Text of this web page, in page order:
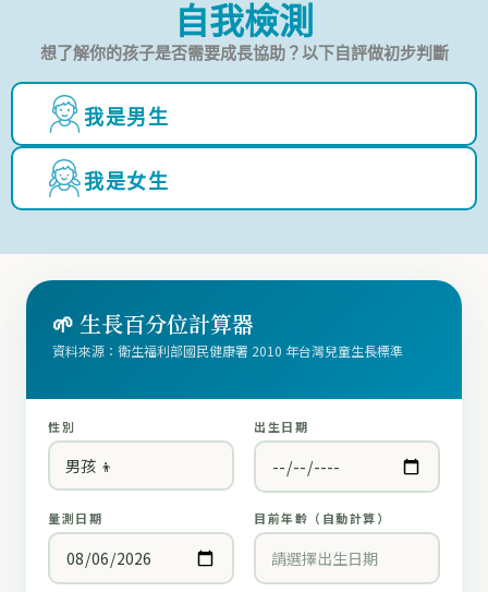
自我檢測
想了解你的孩子是否需要成長協助？以下自評做初步判斷
我是男生
我是女生
🌱 生長百分位計算器
資料來源：衛生福利部國民健康署 2010 年台灣兒童生長標準
性別 出生日期
量測日期 目前年齡（自動計算）
請選擇出生日期